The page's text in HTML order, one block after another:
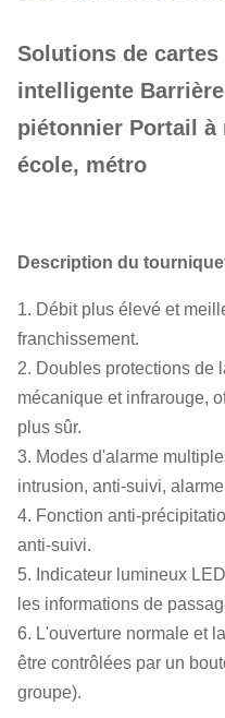
Solutions de cartes
intelligente
piétonnier Portail à
école, métro
Description du
1. Débit plus élevé et
franchissement.
2. Doubles protections de
mécanique et infrarouge,
plus sûr.
3. Modes d'alarme
intrusion, anti-suivi,
4. Fonction anti-
anti-suivi.
5. Indicateur lumineux
les informations de
6. L'ouverture normale et
être contrôlées par un
groupe).